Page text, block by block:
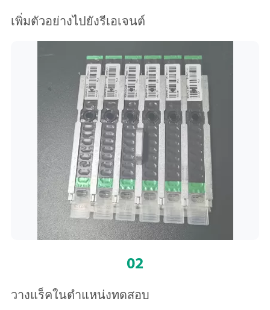
เพิ่มตัวอย่างไปยังรีเอเจนต์
02
วางแร็คในตำแหน่งทดสอบ